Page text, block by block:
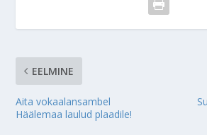
EELMINE
Aita vokaalansambel
Häälemaa laulud plaadile!